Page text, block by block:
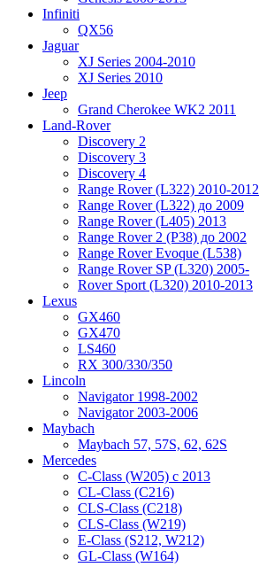
Infiniti
QX56
Jaguar
XJ Series 2004-2010
XJ Series 2010
Jeep
Grand Cherokee WK2 2011
Land-Rover
Discovery 2
Discovery 3
Discovery 4
Range Rover (L322) 2010-2012
Range Rover (L322) до 2009
Range Rover (L405) 2013
Range Rover 2 (P38) до 2002
Range Rover Evoque (L538)
Range Rover SP (L320) 2005-
Rover Sport (L320) 2010-2013
Lexus
GX460
GX470
LS460
RX 300/330/350
Lincoln
Navigator 1998-2002
Navigator 2003-2006
Maybach
Maybach 57, 57S, 62, 62S
Mercedes
C-Class (W205) с 2013
CL-Class (C216)
CLS-Class (C218)
CLS-Class (W219)
E-Class (S212, W212)
GL-Class (W164)